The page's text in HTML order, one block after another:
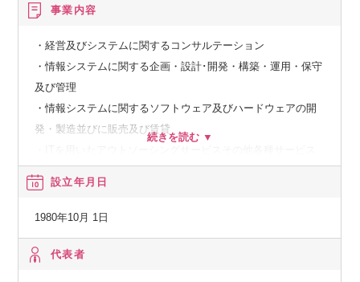
事業内容
・経営及びシステムに関するコンサルテーション
・情報システムに関する企画・設計･開発・構築・運用・保守
及び管理
・情報システムに関するソフトウェア及びハードウェアの開
発・製造並びに販売及び賃貸
【経済産業省】
システムインテグレータ登録企業
【経済産業省】
設立年月日
1980年10月 1日
代表者